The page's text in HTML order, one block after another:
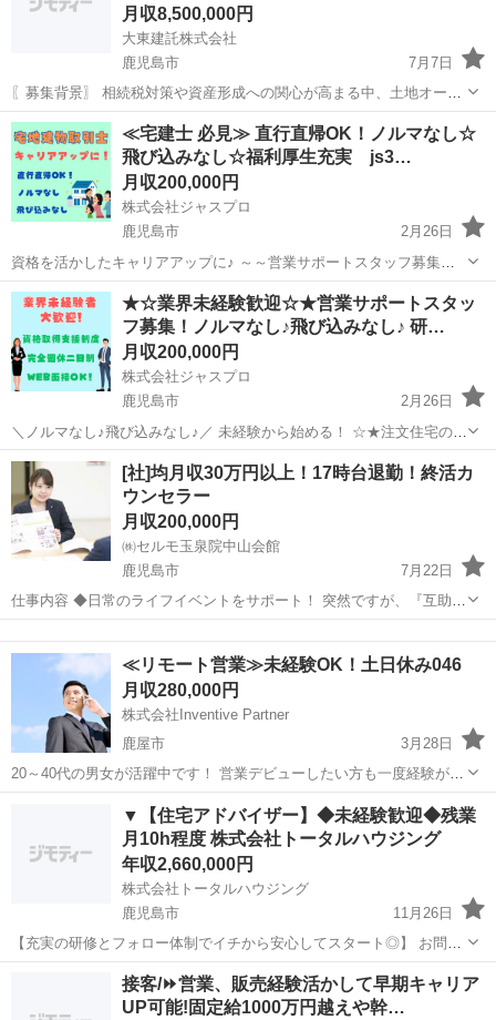
月収8,500,000円
大東建託株式会社
鹿児島市
7月7日
〖募集背景〗 相続税対策や資産形成への関心が高まる中、土地オーナ
ーさまの課題を解決するコンサルティング営業を全国で増員します。
成果主義の評価制度が整っており、未経験からでも高収入を目指せる
環境です。 〖仕...
鹿児島 鹿児島市 その他 未経験
≪宅建士 必見≫ 直行直帰OK！ノルマなし☆
飛び込みなし☆福利厚生充実 js3…
月収200,000円
株式会社ジャスプロ
鹿児島市
2月26日
資格を活かしたキャリアアップに♪ ～～営業サポートスタッフ募集中
～～ 注文住宅やリフォームなどを取り扱っている建築会社で 新築住宅
営業のサポート、 土地の販売や建売住宅の販売業務をお任せ致しま
す。 ━【募集...
鹿児島 鹿児島市 その他 未経験
★☆業界未経験歓迎☆★営業サポートスタッ
フ募集！ノルマなし♪飛び込みなし♪ 研…
月収200,000円
株式会社ジャスプロ
鹿児島市
2月26日
＼ノルマなし♪飛び込みなし♪／ 未経験から始める！ ☆★注文住宅の営
業サポートスタッフ募集中★☆ 注文住宅やリフォームなどを取り扱っ
ている建築会社で 新築住宅営業のサポート、 土地の販売や建売住宅の
販売業務をお...
鹿児島 鹿児島市 その他 未経験
[社]均月収30万円以上！17時台退勤！終活カ
ウンセラー
月収200,000円
㈱セルモ玉泉院中山会館
鹿児島市
7月22日
仕事内容 ◆日常のライフイベントをサポート！ 突然ですが、『互助
会』ってどんな仕組みか知っていますか？ 互助会とは、経済産業大臣
の許可事業であり、全国の会員様からの掛け金を取りまとめ 冠婚葬祭
にかかる出費をサポー...≪リモート営業≫未経験OK！土日休み046
月収280,000円
株式会社Inventive Partner
鹿屋市
3月28日
20～40代の男女が活躍中です！ 営業デビューしたい方も一度経験があ
る方も大歓迎です☆ 〈仕事内容〉 アポイントが入っている所に、 リ
モートでの各種商材の営業をお願いします！ 〈勤務時間〉 9:00〜19...
その他 リモート
▼【住宅アドバイザー】◆未経験歓迎◆残業
月10h程度 株式会社トータルハウジング
年収2,660,000円
株式会社トータルハウジング
鹿児島市
11月26日
【充実の研修とフォロー体制でイチから安心してスタート◎】 お問合
せや展示会に来場いただいたお客様へ、注文住宅の提案をお任せしま
す。 ■具体的には... ・モデルハウスや土地の案内 ・どんな家がいいか
ヒアリング ・住...
鹿児島市 その他 未経験
接客/⏩️営業、販売経験活かして早期キャリア
UP可能!固定給1000万円越えや幹…